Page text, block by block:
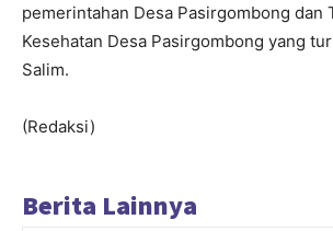
pemerintahan Desa Pasirgombong dan
Kesehatan Desa Pasirgombong yang
Salim.
(Redaksi)
Berita Lainnya